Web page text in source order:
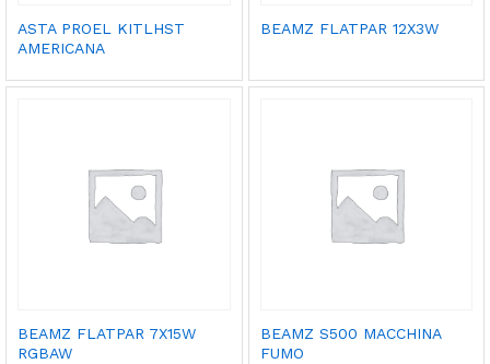
ASTA PROEL KITLHST
AMERICANA
BEAMZ FLATPAR 12X3W
BEAMZ FLATPAR 7X15W
RGBAW
BEAMZ S500 MACCHINA
FUMO